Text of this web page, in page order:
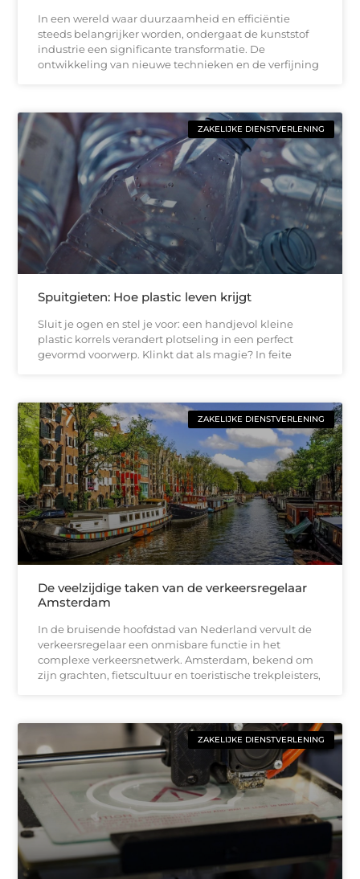
In een wereld waar duurzaamheid en efficiëntie
steeds belangrijker worden, ondergaat de kunststof
industrie een significante transformatie. De
ontwikkeling van nieuwe technieken en de verfijning
ZAKELIJKE DIENSTVERLENING
Spuitgieten: Hoe plastic leven krijgt
Sluit je ogen en stel je voor: een handjevol kleine
plastic korrels verandert plotseling in een perfect
gevormd voorwerp. Klinkt dat als magie? In feite
ZAKELIJKE DIENSTVERLENING
De veelzijdige taken van de verkeersregelaar
Amsterdam
In de bruisende hoofdstad van Nederland vervult de
verkeersregelaar een onmisbare functie in het
complexe verkeersnetwerk. Amsterdam, bekend om
zijn grachten, fietscultuur en toeristische trekpleisters,
ZAKELIJKE DIENSTVERLENING